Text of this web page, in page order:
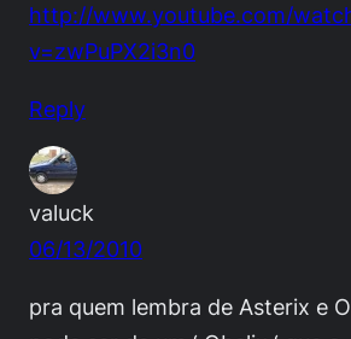
http://www.youtube.com/
v=zwPuPX2i3n0
Reply
valuck
06/13/2010
pra quem lembra de Asterix e